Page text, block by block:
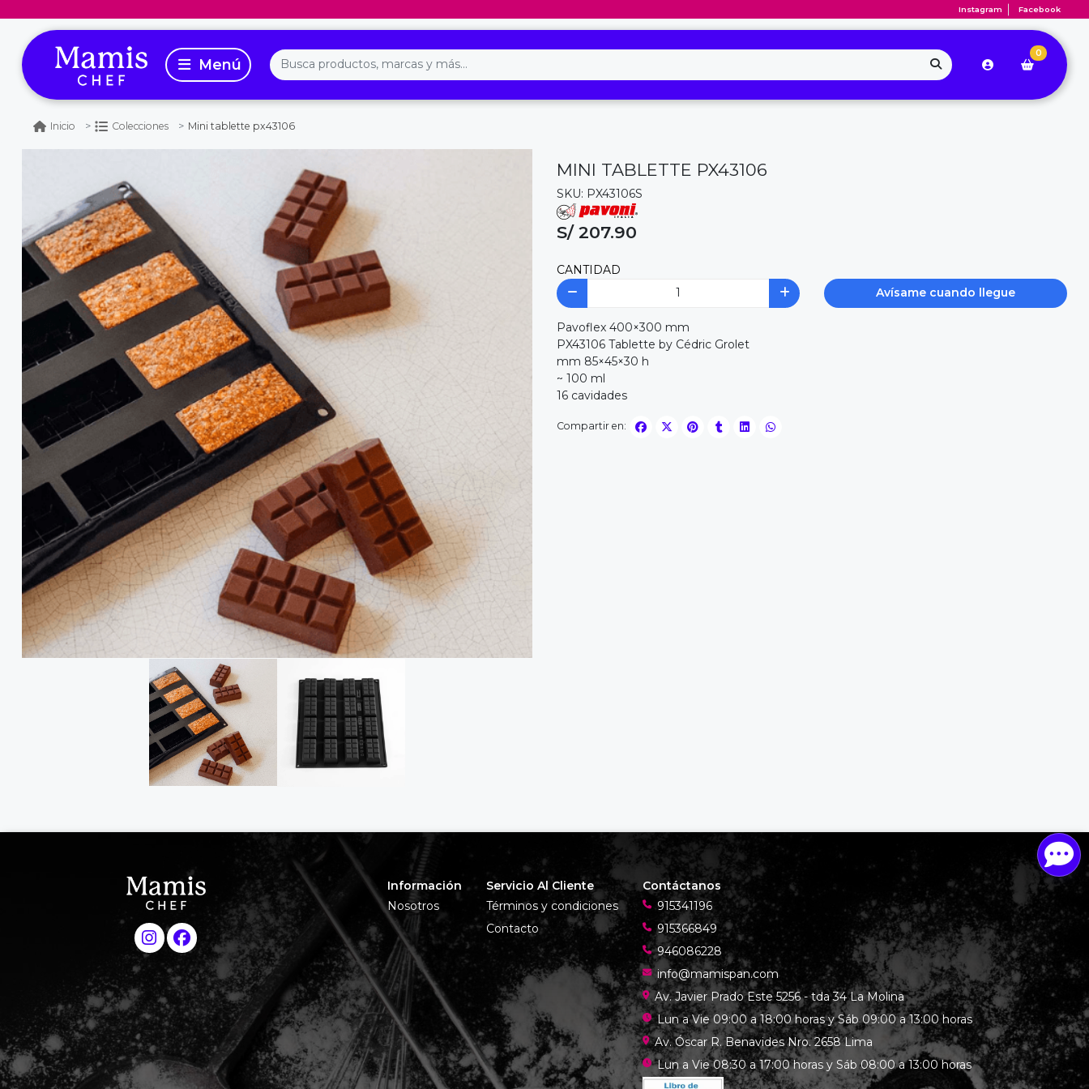
Instagram Facebook
0
Inicio Colecciones Mini tablette px43106
MINI TABLETTE PX43106
SKU: PX43106S
S/ 207.90
CANTIDAD
Avísame cuando llegue
Pavoflex 400×300 mm
PX43106 Tablette by Cédric Grolet
mm 85×45×30 h
~ 100 ml
16 cavidades
Compartir en:
Información
Nosotros
Servicio Al Cliente
Términos y condiciones
Contacto
Contáctanos
915341196
915366849
946086228
info@mamispan.com
Av. Javier Prado Este 5256 - tda 34 La Molina
Lun a Vie 09:00 a 18:00 horas y Sáb 09:00 a 13:00 horas
Av. Óscar R. Benavides Nro. 2658 Lima
Lun a Vie 08:30 a 17:00 horas y Sáb 08:00 a 13:00 horas